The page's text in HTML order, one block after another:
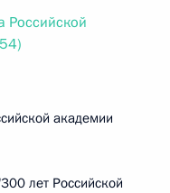
Российской
академии
лет Российской